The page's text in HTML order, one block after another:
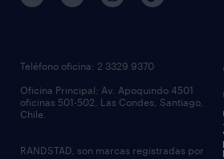
Teléfono oficina: 2 3329 9370
Oficina Principal: Av. Apoquindo 4501
oficinas 501-502, Las Condes, Santiago,
Chile.
RANDSTAD, son marcas registradas por